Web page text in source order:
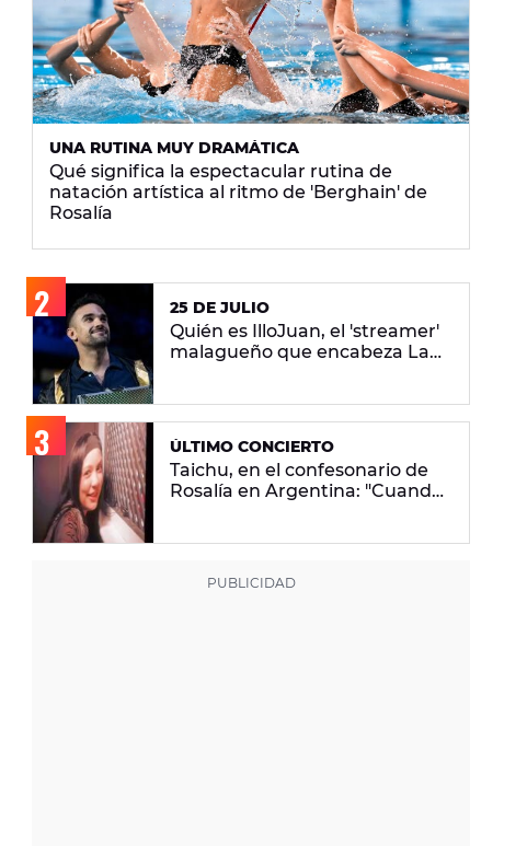
UNA RUTINA MUY DRAMÁTICA
Qué significa la espectacular rutina de
natación artística al ritmo de 'Berghain' de
Rosalía
25 DE JULIO
Quién es IlloJuan, el 'streamer'
malagueño que encabeza La
ÚLTIMO CONCIERTO
Taichu, en el confesonario de
Rosalía en Argentina: "Cuando